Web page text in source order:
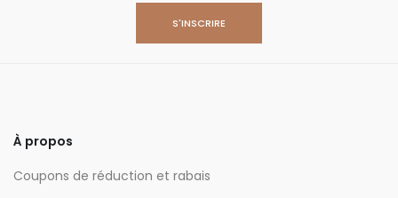
À propos
Coupons de réduction et rabais